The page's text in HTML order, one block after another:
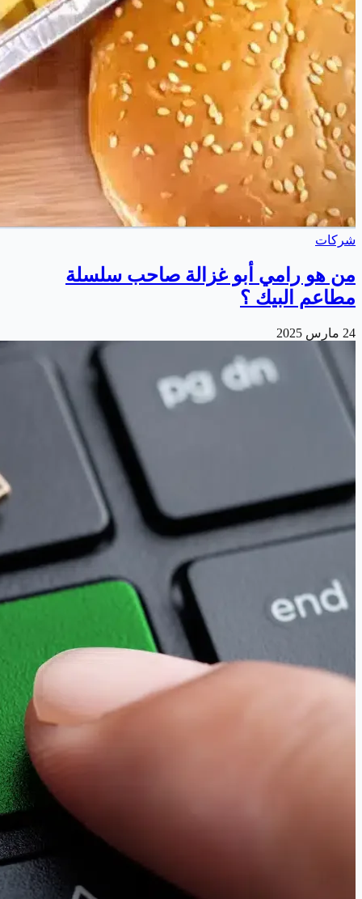
شركات
من هو رامي أبو غزالة صاحب سلسلة
مطاعم البيك ؟
24 مارس 2025